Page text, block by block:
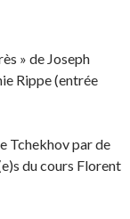
» de Joseph
Rippe (entrée
Tchekhov par de
du cours Florent